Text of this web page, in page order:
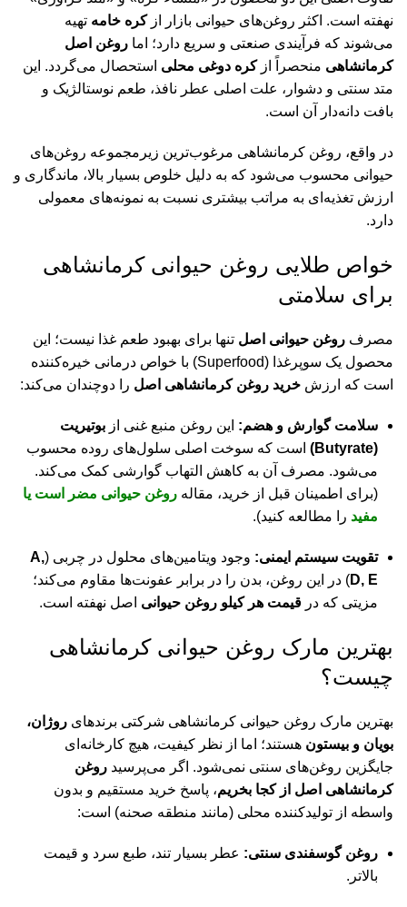
نهفته است. اکثر روغن‌های حیوانی بازار ازکره خامه تهیه
می‌شوند که فرآیندی صنعتی و سریع دارد؛ اما روغن اصل
کرمانشاهی منحصراً ازکره دوغی محلی استحصال می‌گردد. این
متد سنتی و دشوار، علت اصلی عطر نافذ، طعم نوستالژیک و
بافت دانه‌دار آن است.
در واقع، روغن کرمانشاهی مرغوب‌ترین زیرمجموعه روغن‌های
حیوانی محسوب می‌شود که به دلیل خلوص بسیار بالا، ماندگاری و
ارزش تغذیه‌ای به مراتب بیشتری نسبت به نمونه‌های معمولی
دارد.
خواص طلایی روغن حیوانی کرمانشاهی
برای سلامتی
مصرف روغن حیوانی اصل تنها برای بهبود طعم غذا نیست؛ این
محصول یک سوپرغذا (Superfood) با خواص درمانی خیره‌کننده
است که ارزش خرید روغن کرمانشاهی اصل را دوچندان می‌کند:
سلامت گوارش و هضم: این روغن منبع غنی از بوتیریت
(Butyrate)
است که سوخت اصلی سلول‌های روده محسوب
می‌شود. مصرف آن به کاهش التهاب گوارشی کمک می‌کند.
(برای اطمینان قبل از خرید، مقاله روغن حیوانی مضر است یا
مفید را مطالعه کنید).
تقویت سیستم ایمنی: وجود ویتامین‌های محلول در چربی (A,
D, E) در این روغن، بدن را در برابر عفونت‌ها مقاوم می‌کند؛
مزیتی که در قیمت هر کیلو روغن حیوانی اصل نهفته است.
بهترین مارک روغن حیوانی کرمانشاهی
چیست؟
بهترین مارک روغن حیوانی کرمانشاهی شرکتی برندهای روژان،
بویان و بیستون هستند؛ اما از نظر کیفیت، هیچ کارخانه‌ای
جایگزین روغن‌های سنتی نمی‌شود. اگر می‌پرسید روغن
کرمانشاهی اصل از کجا بخریم، پاسخ خرید مستقیم و بدون
واسطه از تولیدکننده محلی (مانند منطقه صحنه) است:
روغن گوسفندی سنتی: عطر بسیار تند، طبع سرد و قیمت
بالاتر.